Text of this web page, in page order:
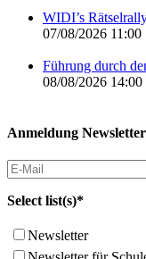
WIDI’s
07/08/2026 11:00
Führung durch
08/08/2026 14:00
Anmeldung Newsletter
Select list(s)*
Newsletter